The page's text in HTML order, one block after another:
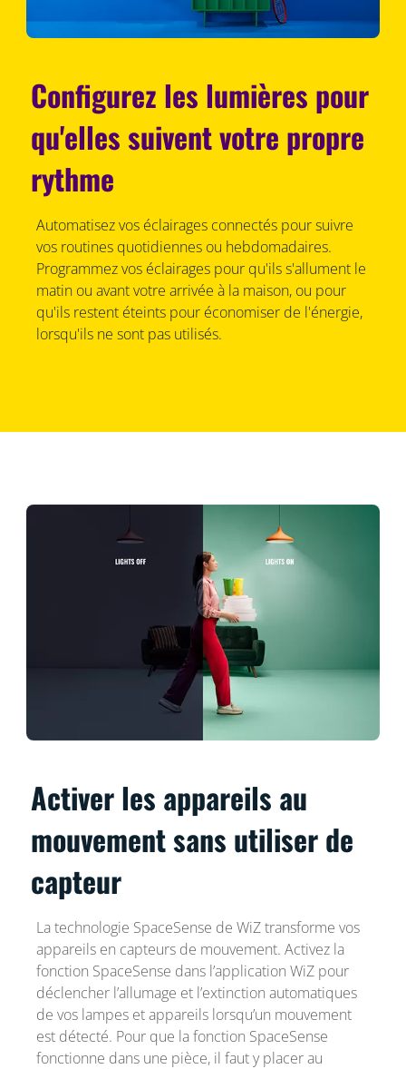
Configurez les lumières pour
qu'elles suivent votre propre
rythme
Automatisez vos éclairages connectés pour suivre
vos routines quotidiennes ou hebdomadaires.
Programmez vos éclairages pour qu'ils s'allument le
matin ou avant votre arrivée à la maison, ou pour
qu'ils restent éteints pour économiser de l'énergie,
lorsqu'ils ne sont pas utilisés.
Activer les appareils au
mouvement sans utiliser de
capteur
La technologie SpaceSense de WiZ transforme vos
appareils en capteurs de mouvement. Activez la
fonction SpaceSense dans l’application WiZ pour
déclencher l’allumage et l’extinction automatiques
de vos lampes et appareils lorsqu’un mouvement
est détecté. Pour que la fonction SpaceSense
fonctionne dans une pièce, il faut y placer au